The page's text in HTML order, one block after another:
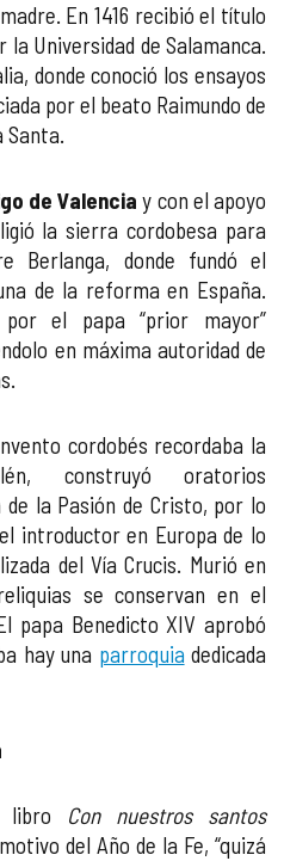
En 1416 recibió el título
Universidad de Salamanca.
donde conoció los ensayos
por el beato Raimundo de
Santa.
de Valencia y con el apoyo
la sierra cordobesa para
Berlanga, donde fundó el
de la reforma en España.
el papa “prior mayor”
en máxima autoridad de
cordobés recordaba la
construyó oratorios
la Pasión de Cristo, por lo
introductor en Europa de lo
del Vía Crucis. Murió en
se conservan en el
papa Benedicto XIV aprobó
hay una parroquia dedicada
libro Con nuestros santos
del Año de la Fe, “quizá